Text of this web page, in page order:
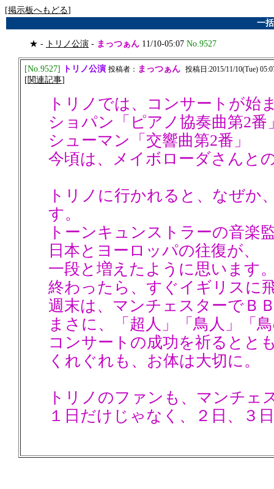
[掲示板へもどる]
一
★ - トリノ公演 - まっつぁん 11/10-05:07 No.9527
[No.9527] トリノ公演 投稿者： まっつぁん 投稿日:2015/11/10(Tue)
[関連記事]
トリノでは、コンサートが始
ショパン「ピアノ協奏曲第2番
シューマン「交響曲第2番」
今頃は、メイボローダさんと
トリノに行かれると、なぜか
す。
トーンキュンストラーの音楽
日本とヨーロッパの往復が、
一段と増えたように思います
終わったら、すぐイギリスに
週末は、マンチェスターでＢ
まさに、「超人」「鳥人」「
コンサートの成功を祈るとと
くれぐれも、お体は大切に。
トリノのファンも、マンチェ
１日だけじゃなく、２日、３